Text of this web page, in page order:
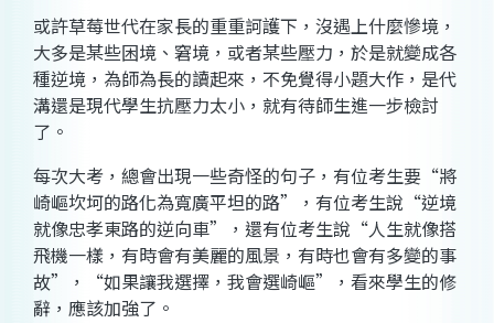
或許草莓世代在家長的重重訶護下，沒遇上什麼慘境，
大多是某些困境、窘境，或者某些壓力，於是就變成各
種逆境，為師為長的讀起來，不免覺得小題大作，是代
溝還是現代學生抗壓力太小，就有待師生進一步檢討
了。
每次大考，總會出現一些奇怪的句子，有位考生要“將
崎嶇坎坷的路化為寬廣平坦的路”，有位考生說“逆境
就像忠孝東路的逆向車”，還有位考生說“人生就像搭
飛機一樣，有時會有美麗的風景，有時也會有多變的事
故”，“如果讓我選擇，我會選崎嶇”，看來學生的修
辭，應該加強了。